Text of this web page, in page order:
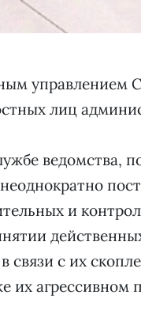
управлением
лиц
ведомства,
и
связи с их
их